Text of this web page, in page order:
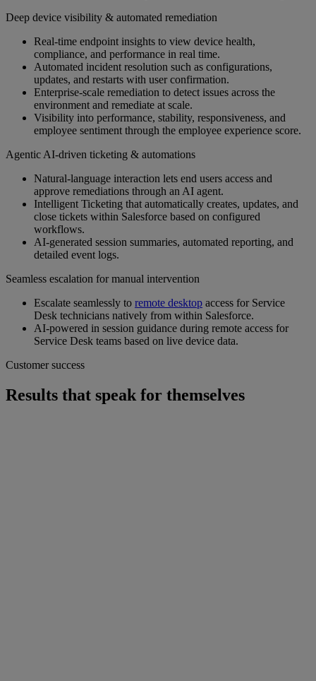
Deep device visibility & automated remediation
Real‑time endpoint insights to view device health,
compliance, and performance in real time.
Automated incident resolution such as configurations,
updates, and restarts with user confirmation.
Enterprise‑scale remediation to detect issues across the
environment and remediate at scale.
Visibility into performance, stability, responsiveness, and
employee sentiment through the employee experience score.
Agentic AI‑driven ticketing & automations
Natural‑language interaction lets end users access and
approve remediations through an AI agent.
Intelligent Ticketing that automatically creates, updates, and
close tickets within Salesforce based on configured
workflows.
AI‑generated session summaries, automated reporting, and
detailed event logs.
Seamless escalation for manual intervention
Escalate seamlessly to remote desktop access for Service
Desk technicians natively from within Salesforce.
AI-powered in session guidance during remote access for
Service Desk teams based on live device data.
Customer success
Results that speak for themselves